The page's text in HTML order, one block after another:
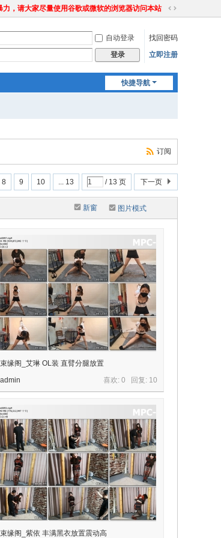
，请大家尽量使用谷歌或微软的浏览器访问本站
切
到
宽
自动登录
找回密码
登录 立即注册
快捷导航
订阅
8 9 10 ... 13 / 13 页 下一页
新窗 图片模式
束缘阁_艾琳 OL装 直臂分腿放置
喜欢: 0 回复: 10
admin
束缘阁_紫依 丰满黑衣放置震动高